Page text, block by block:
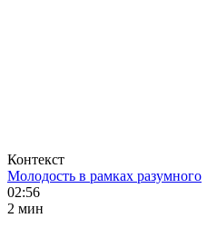
Контекст
Молодость в рамках разумного
02:56
2 мин